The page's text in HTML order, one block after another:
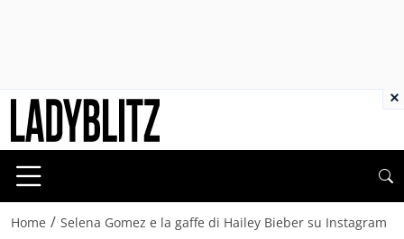
Home / Selena Gomez e la gaffe di Hailey Bieber su Instagram
×